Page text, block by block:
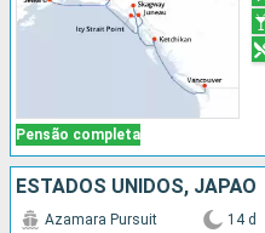
Pensão completa
ESTADOS UNIDOS, JAPÃO
Azamara Pursuit 14 d